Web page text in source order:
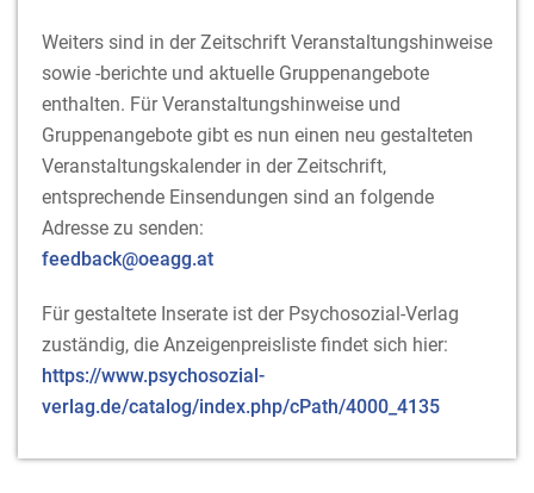
Weiters sind in der Zeitschrift Veranstaltungshinweise
sowie -berichte und aktuelle Gruppenangebote
enthalten. Für Veranstaltungshinweise und
Gruppenangebote gibt es nun einen neu gestalteten
Veranstaltungskalender in der Zeitschrift,
entsprechende Einsendungen sind an folgende
Adresse zu senden:
feedback@oeagg.at
Für gestaltete Inserate ist der Psychosozial-Verlag
zuständig, die Anzeigenpreisliste findet sich hier:
https://www.psychosozial-
verlag.de/catalog/index.php/cPath/4000_4135